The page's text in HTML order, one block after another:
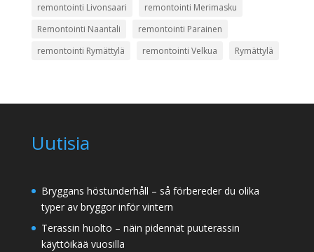
remontointi Livonsaari
remontointi Merimasku
Remontointi Naantali
remontointi Parainen
remontointi Rymättylä
remontointi Velkua Rymättylä
Uutisia
Bryggans höstunderhåll – så förbereder du olika
typer av bryggor inför vintern
Terassin huolto – näin pidennät puuterassin
käyttöikää vuosilla